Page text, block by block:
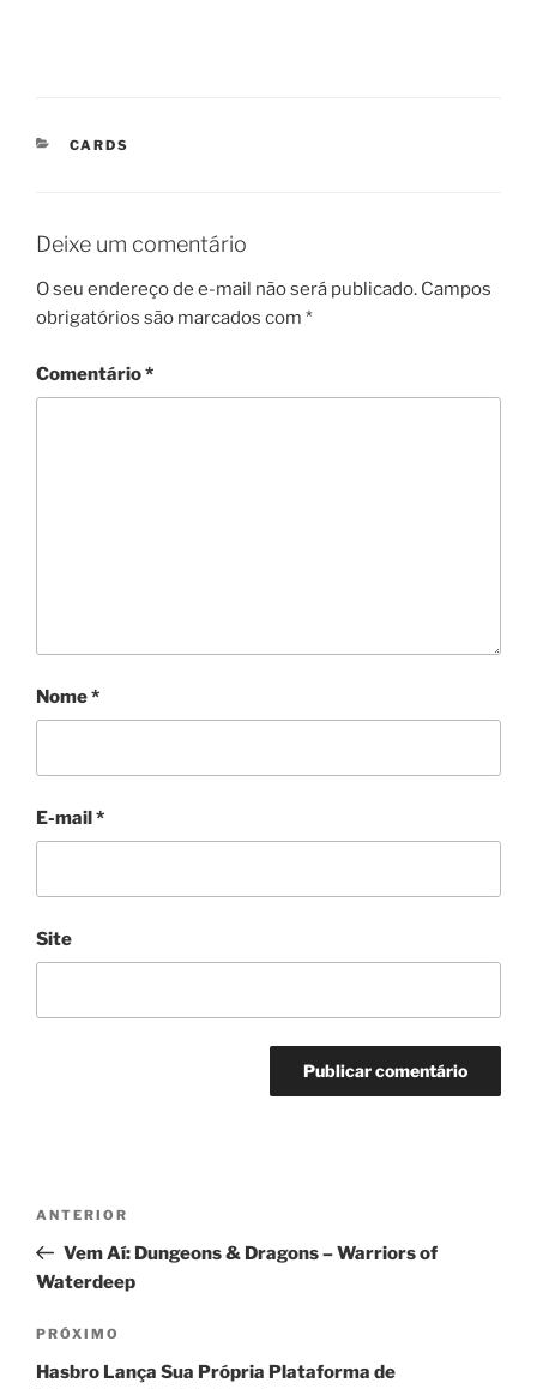
CATEGORIAS
CARDS
Deixe um comentário
O seu endereço de e-mail não será publicado. Campos
obrigatórios são marcados com *
Comentário*
Nome*
E-mail*
Site
Post
Post
anterior
ANTERIOR
Vem Aí: Dungeons & Dragons – Warriors of
Waterdeep
Próximo
post
PRÓXIMO
Hasbro Lança Sua Própria Plataforma de